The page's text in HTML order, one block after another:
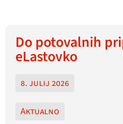
Do potovalnih
eLastovko
8. julij 2026
Aktualno